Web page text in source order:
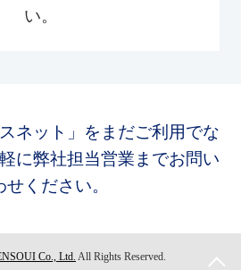
い。
ネット」をまだご利用でな
に弊社担当営業までお問い
せください。
Co., Ltd. All Rights Reserved.